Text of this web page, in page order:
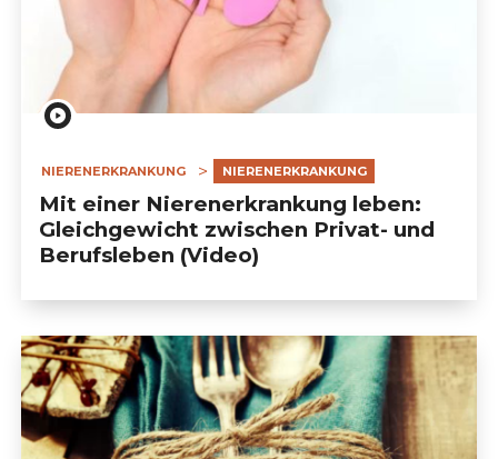
NIERENERKRANKUNG NIERENERKRANKUNG
Mit einer Nierenerkrankung leben:
Gleichgewicht zwischen Privat- und
Berufsleben (Video)